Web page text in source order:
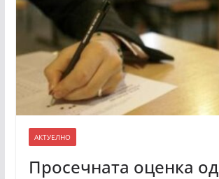
АКТУЕЛНО
Просечната оценка од